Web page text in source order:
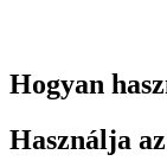
Hogyan
Használja